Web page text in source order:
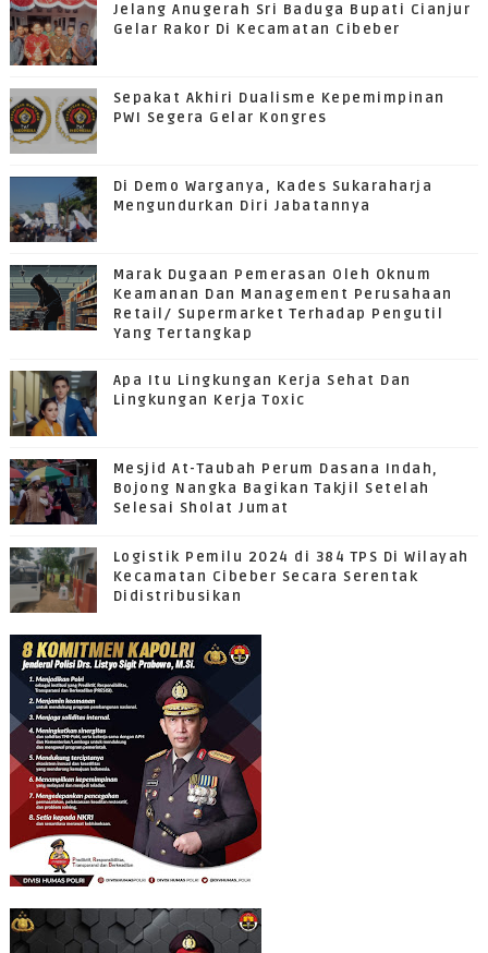
Jelang Anugerah Sri Baduga Bupati Cianjur
Gelar Rakor Di Kecamatan Cibeber
Sepakat Akhiri Dualisme Kepemimpinan
PWI Segera Gelar Kongres
Di Demo Warganya, Kades Sukaraharja
Mengundurkan Diri Jabatannya
Marak Dugaan Pemerasan Oleh Oknum
Keamanan Dan Management Perusahaan
Retail/ Supermarket Terhadap Pengutil
Yang Tertangkap
Apa Itu Lingkungan Kerja Sehat Dan
Lingkungan Kerja Toxic
Mesjid At-Taubah Perum Dasana Indah,
Bojong Nangka Bagikan Takjil Setelah
Selesai Sholat Jumat
Logistik Pemilu 2024 di 384 TPS Di Wilayah
Kecamatan Cibeber Secara Serentak
Didistribusikan